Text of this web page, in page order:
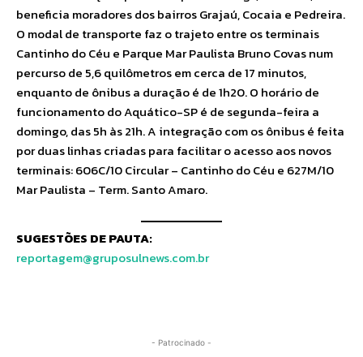
beneficia moradores dos bairros Grajaú, Cocaia e Pedreira.
O modal de transporte faz o trajeto entre os terminais
Cantinho do Céu e Parque Mar Paulista Bruno Covas num
percurso de 5,6 quilômetros em cerca de 17 minutos,
enquanto de ônibus a duração é de 1h20. O horário de
funcionamento do Aquático-SP é de segunda-feira a
domingo, das 5h às 21h. A integração com os ônibus é feita
por duas linhas criadas para facilitar o acesso aos novos
terminais: 606C/10 Circular – Cantinho do Céu e 627M/10
Mar Paulista – Term. Santo Amaro.
SUGESTÕES DE PAUTA:
reportagem@gruposulnews.com.br
- Patrocinado -